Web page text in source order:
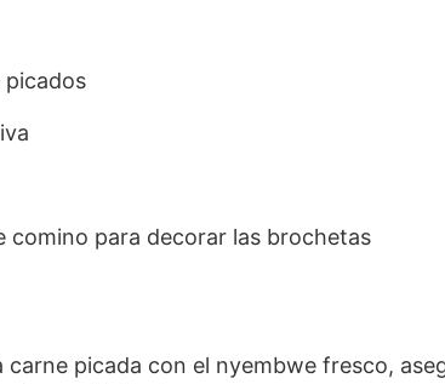
picados
comino para decorar las brochetas
carne picada con el nyembwe fresco,